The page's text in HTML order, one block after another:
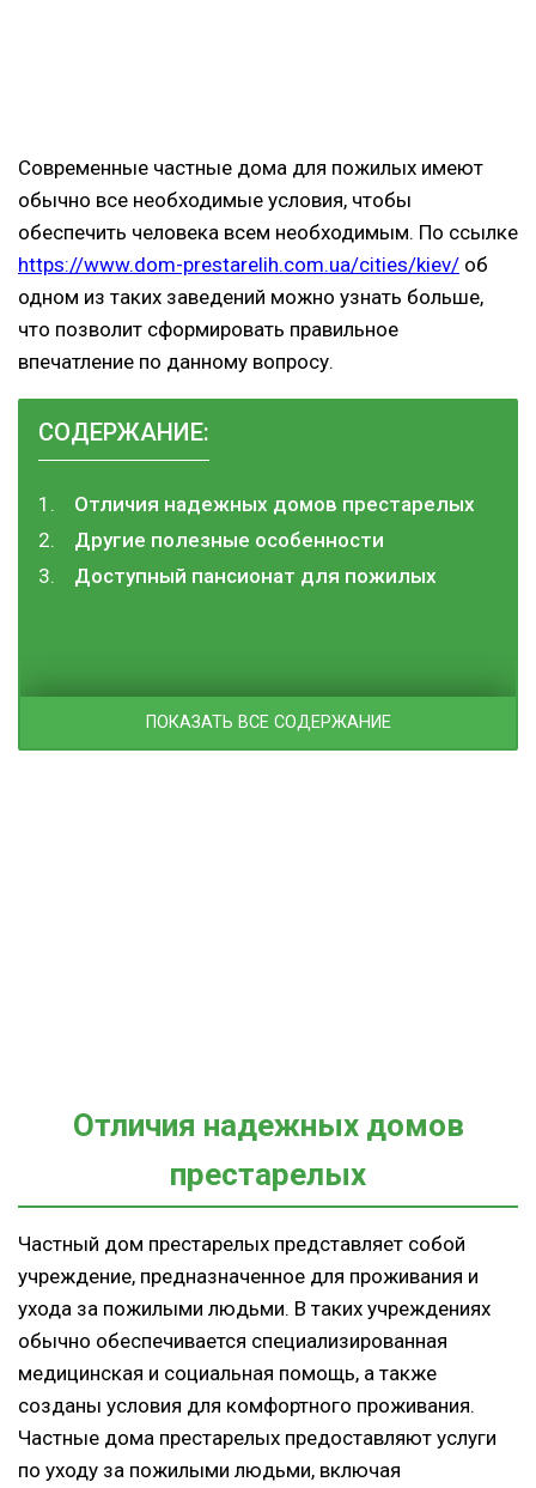
Современные частные дома для пожилых имеют
обычно все необходимые условия, чтобы
обеспечить человека всем необходимым. По ссылке
https://www.dom-prestarelih.com.ua/cities/kiev/ об
одном из таких заведений можно узнать больше,
что позволит сформировать правильное
впечатление по данному вопросу.
СОДЕРЖАНИЕ:
Отличия надежных домов престарелых
Другие полезные особенности
Доступный пансионат для пожилых
ПОКАЗАТЬ ВСЕ СОДЕРЖАНИЕ
Отличия надежных домов
престарелых
Частный дом престарелых представляет собой
учреждение, предназначенное для проживания и
ухода за пожилыми людьми. В таких учреждениях
обычно обеспечивается специализированная
медицинская и социальная помощь, а также
созданы условия для комфортного проживания.
Частные дома престарелых предоставляют услуги
по уходу за пожилыми людьми, включая